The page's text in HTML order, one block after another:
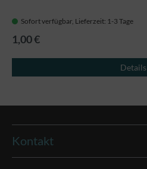
Sofort verfügbar, Lieferzeit: 1-3 Tage
1,00 €
Details
Kontakt